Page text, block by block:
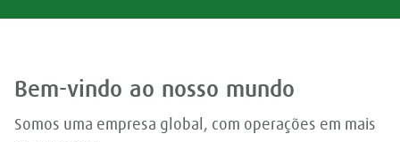
Bem-vindo ao nosso mundo
Somos uma empresa global, com operações em mais